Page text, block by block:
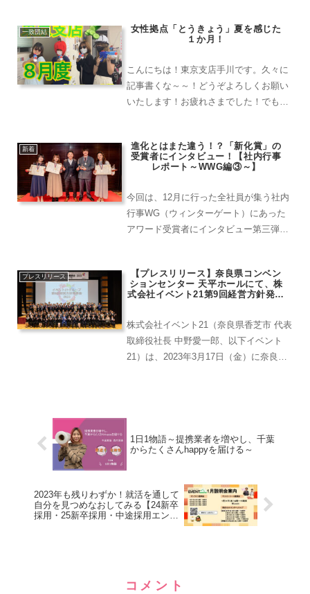
いる問題に焦点を当て、人間と野生生物
一致団結
女性拠点「とうきょう」夏を感じた
１か月！
こんにちは！東京支店手川です。久々に
記事書くな～～！どうぞよろしくお願い
いたします！お疲れさまでした！でもま
ね！今回は最後に色々なこともありまし
たが、新しい出会いもあって結果的に本
(^^♪
新着
進化とはまた違う！？「新化賞」の
受賞者にインタビュー！【社内行事
レポート～WWG編③～】
今回は、12月に行った全社員が集う社内
行事WG（ウィンターゲート）にあった
アワード受賞者にインタビュー第三弾で
の想いもあり、かなり熱い選定会議とな
っております。選定時間は、個人を評価
まえて話します。
プレスリリース
【プレスリリース】奈良県コンベン
ションセンター 天平ホールにて、株
式会社イベント21第9回経営方針発表
株式会社イベント21（奈良県香芝市 代表
取締役社長 中野愛一郎、以下イベント
21）は、2023年3月17日（金）に奈良県
り行い...
1日1物語～提携業者を増やし、千葉
からたくさんhappyを届ける～
2023年も残りわずか！就活を通して
自分を見つめなおしてみる【24新卒
採用・25新卒採用・中途採用エント
コメント